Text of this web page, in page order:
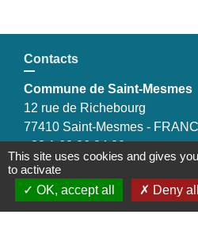
Contacts
Commune de Saint-Mesmes
12 rue de Richebourg
77410 Saint-Mesmes -
+33 1 60 26 24 20
Liens
This site uses cookies and gives
to activate
OK, accept all
Deny